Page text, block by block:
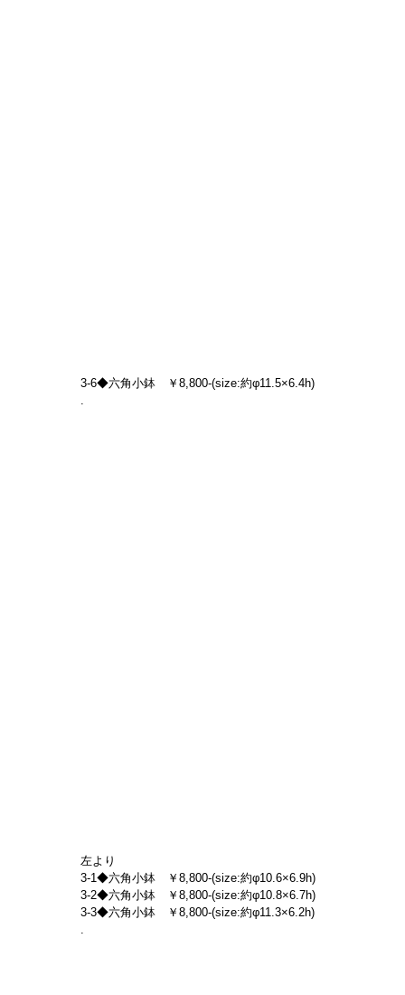
3-6◆六角小鉢　￥8,800-(size:約φ11.5×6.4h)
左より
3-1◆六角小鉢　￥8,800-(size:約φ10.6×6.9h)
3-2◆六角小鉢　￥8,800-(size:約φ10.8×6.7h)
3-3◆六角小鉢　￥8,800-(size:約φ11.3×6.2h)